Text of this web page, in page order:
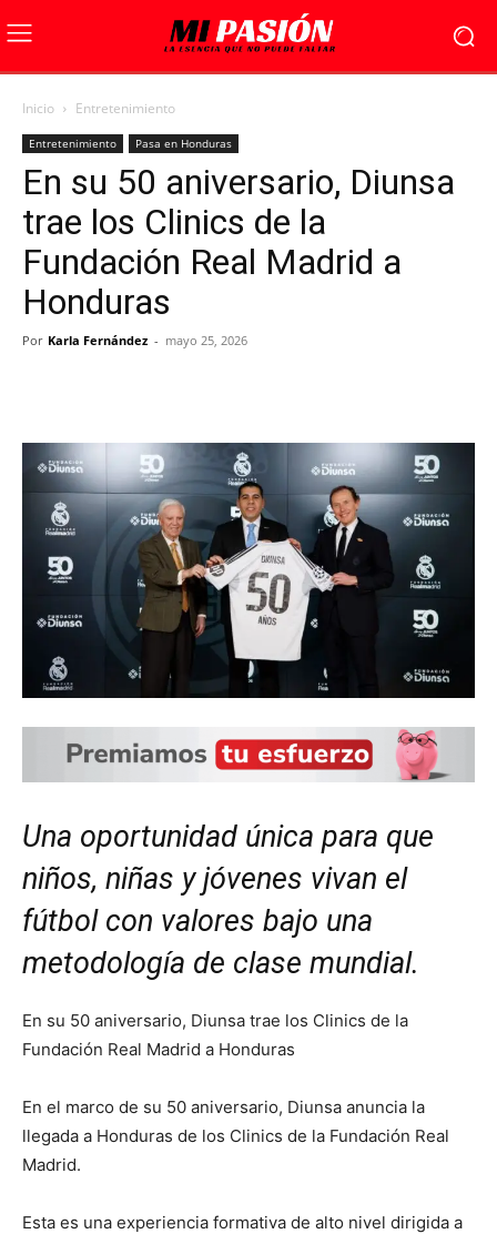
Inicio Entretenimiento
Entretenimiento Pasa en Honduras
En su 50 aniversario, Diunsa
trae los Clinics de la
Fundación Real Madrid a
Honduras
Por Karla Fernández - mayo 25, 2026
Una oportunidad única para que
niños, niñas y jóvenes vivan el
fútbol con valores bajo una
metodología de clase mundial.
En su 50 aniversario, Diunsa trae los Clinics de la
Fundación Real Madrid a Honduras
En el marco de su 50 aniversario, Diunsa anuncia la
llegada a Honduras de los Clinics de la Fundación Real
Madrid.
Esta es una experiencia formativa de alto nivel dirigida a